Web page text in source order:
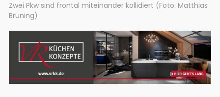
Zwei Pkw sind frontal miteinander kollidiert (Foto: Matthias
Brüning)